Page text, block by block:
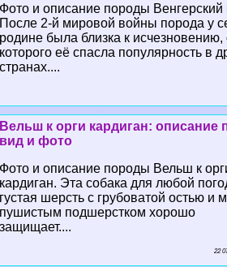
Фото и описание породы Венгерский
После 2-й мировой войны порода у
родине была близка к исчезновению,
которого её спасла популярность в
странах....
Вельш к opги кардиган:
вид и фото
Фото и описание породы Вельш к
кардиган. Эта собака для любой
густая шерсть с грубоватой остью и
пушистым подшерстком хорошо
защищает....
22